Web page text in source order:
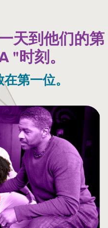
天到他们的第
"时刻。
第一位。